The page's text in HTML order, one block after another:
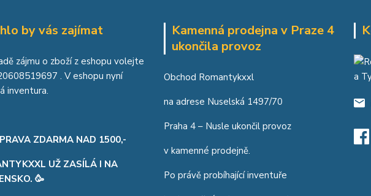
by vás zajímat
zájmu o zboží z eshopu volejte
. V eshopu nyní
inventura.
ZDARMA NAD 1500,-
UŽ ZASÍLÁ I NA
🥳
Kamenná prodejna v Praze 4
ukončila provoz
Obchod Romantykxxl
na adrese Nuselská 1497/70
Praha 4 – Nusle ukončil provoz
v kamenné prodejně.
Po právě probíhající inventuře